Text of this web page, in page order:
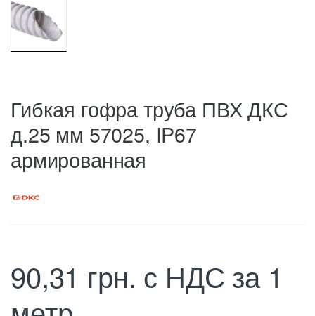
Гибкая гофра труба ПВХ ДКС
д.25 мм 57025, IP67
армированная
90,31 грн. с НДС за 1